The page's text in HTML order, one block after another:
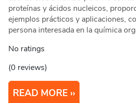
proteínas y ácidos nucleicos,
ejemplos prácticos y aplicaciones,
persona interesada en la química
No ratings
(0 reviews)
READ MORE